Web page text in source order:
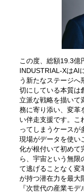
この度、総額19.3億
INDUSTRIAL-XはAI
う新たなステージへ
切にしている本質は
立派な戦略を描いて
務に寄り添い、変革
い伴走支援です。こ
ってしまうケースが
現場がデータを使い
化が根付いて初めて
ら、宇宙という無限
て逃げることなく変
が持つ潜在力を最大
『次世代の産業モ